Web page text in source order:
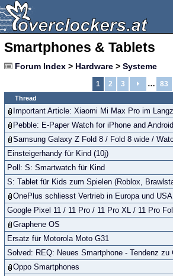
Smartphones & Tablets
Forum Index > Hardware > Systeme
1 2 3 … 83
Thread
Important Article: Xiaomi Mi Max Pro im
Pebble: E-Paper Watch for iPhone and Android
Samsung Galaxy Z Fold 8 / Fold 8 wide /
Einsteigerhandy für Kind (10j)
Poll: S: Smartwatch für Kind
S: Tablet für Kids zum Spielen (Roblox,
OnePlus schliesst Vertrieb in Europa und USA
Google Pixel 11 / 11 Pro / 11 Pro XL / 11 Pro
Graphene OS
Ersatz für Motorola Moto G31
Solved: REQ: Neues Smartphone - Tendenz zu
Oppo Smartphones